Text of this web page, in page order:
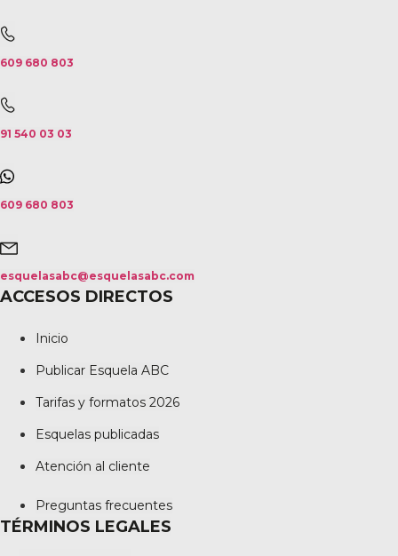
609 680 803
91 540 03 03
609 680 803
esquelasabc@esquelasabc.com
ACCESOS DIRECTOS
Inicio
Publicar Esquela ABC
Tarifas y formatos 2026
Esquelas publicadas
Atención al cliente
Preguntas frecuentes
TÉRMINOS LEGALES